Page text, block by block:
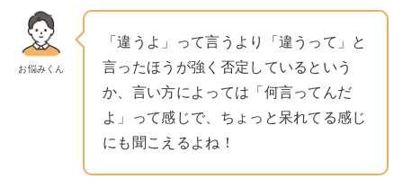
お悩みくん
「違うよ」って言うより「違うって」と
言ったほうが強く否定しているという
か、言い方によっては「何言ってんだ
よ」って感じで、ちょっと呆れてる感じ
にも聞こえるよね！